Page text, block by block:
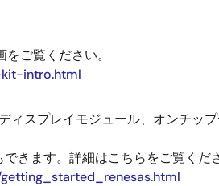
ご覧ください。
intro.html
スプレイモジュール、オンチッ
きます。詳細はこちらをご覧くださ